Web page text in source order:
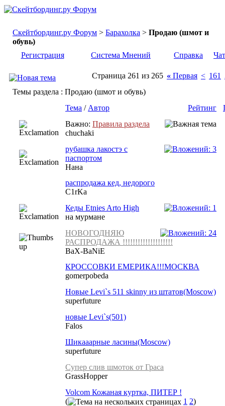
Скейтбординг.ру Форум > Барахолка > Продаю (шмот и
обувь)
Регистрация
Система Мнений Справка Чат
Страница 261 из 265 « Первая < 161
Темы раздела : Продаю (шмот и обувь)
Рейтинг
Тема / Автор
Важно: Правила раздела
chuchaki
рубашка лакостэ с
паспортом
Нана
распродажа кед, недорого
C1rKa
Кеды Etnies Arto High
на мурмане
НОВОГОДНЯЮ
РАСПРОДАЖА !!!!!!!!!!!!!!!!!!!!
BaX-BaNiE
КРОССОВКИ ЕМЕРИКА!!!МОСКВА
gomerpobeda
Новые Levi`s 511 skinny из штатов(Moscow)
superfuture
новые Levi`s(501)
Falos
Шикааарные ласины(Moscow)
superfuture
Супер слив шмоток от Граса
GrassHopper
Volcom Кожаная куртка, ПИТЕР !
(
1 2)